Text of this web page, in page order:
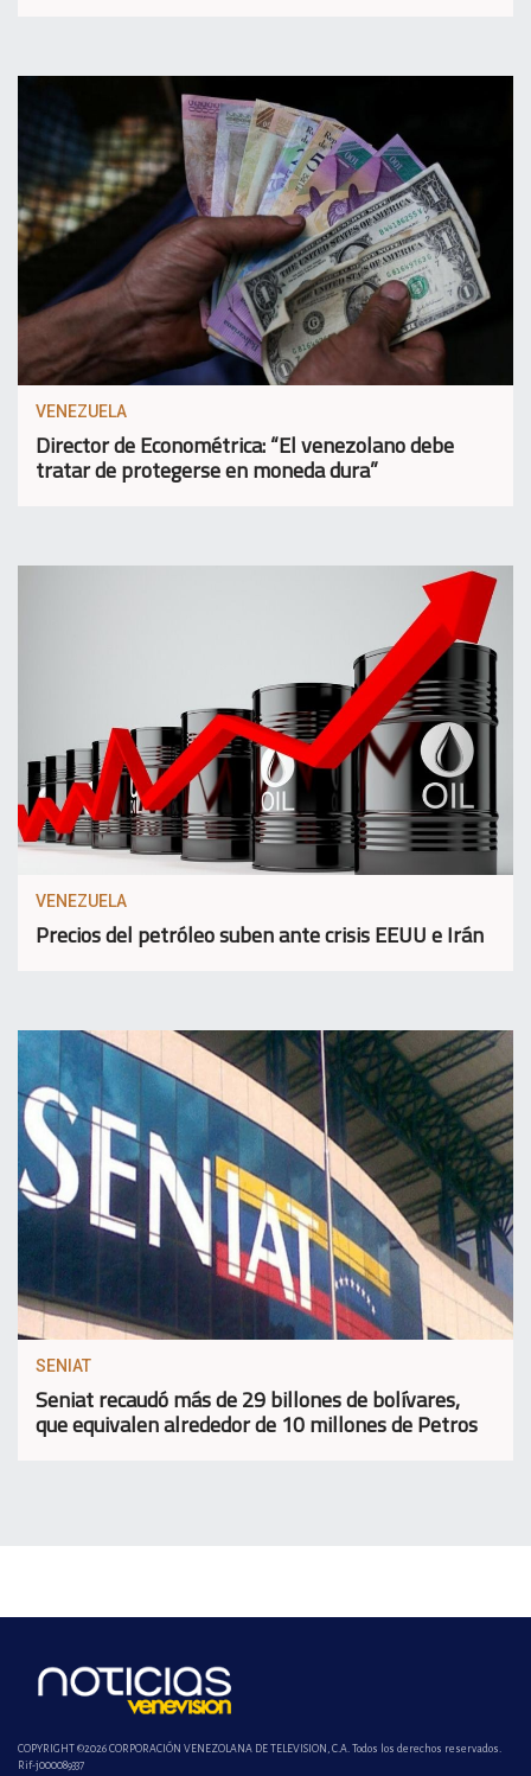
VENEZUELA
Director de Econométrica: “El venezolano debe
tratar de protegerse en moneda dura”
VENEZUELA
Precios del petróleo suben ante crisis EEUU e Irán
SENIAT
Seniat recaudó más de 29 billones de bolívares,
que equivalen alrededor de 10 millones de Petros
COPYRIGHT ©2026 CORPORACIÓN VENEZOLANA DE TELEVISION, C.A. Todos los derechos reservados.
Rif-j000089337